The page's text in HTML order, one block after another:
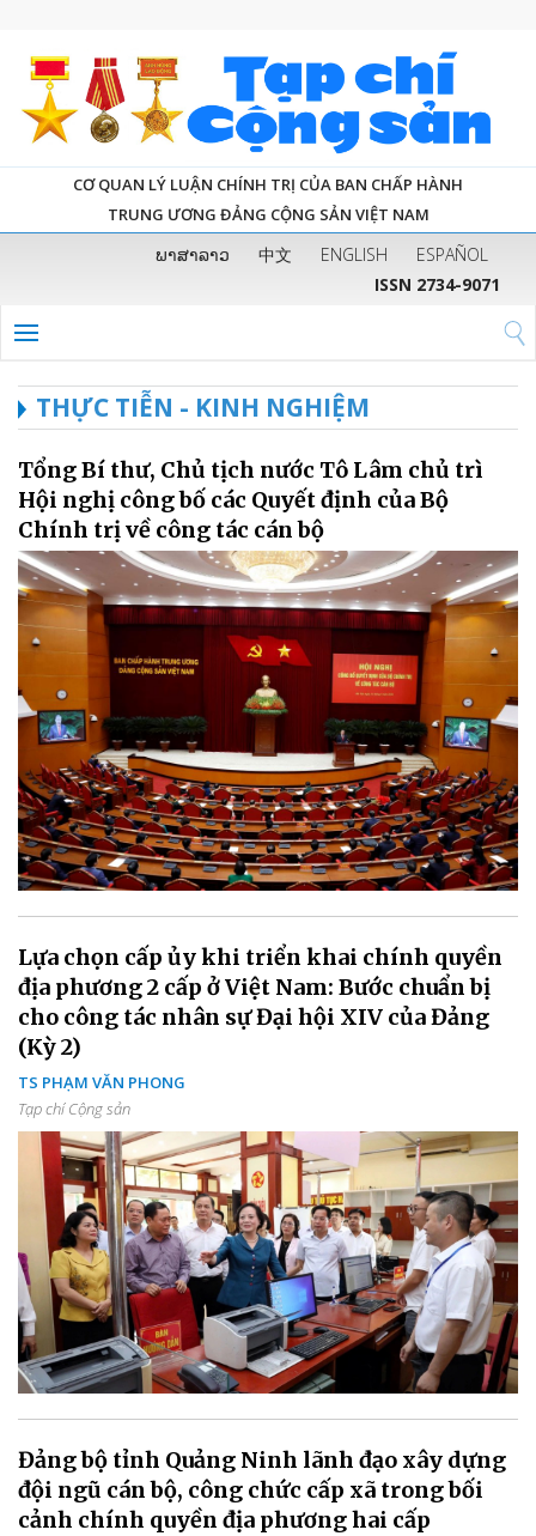
CƠ QUAN LÝ LUẬN CHÍNH TRỊ CỦA BAN CHẤP HÀNH
TRUNG ƯƠNG ĐẢNG CỘNG SẢN VIỆT NAM
ພາສາລາວ 中文 ENGLISH
ESPAÑOL
ISSN 2734-9071
THỰC TIỄN - KINH NGHIỆM
Tổng Bí thư, Chủ tịch nước Tô Lâm chủ trì
Hội nghị công bố các Quyết định của Bộ
Chính trị về công tác cán bộ
Lựa chọn cấp ủy khi triển khai chính quyền
địa phương 2 cấp ở Việt Nam: Bước chuẩn bị
cho công tác nhân sự Đại hội XIV của Đảng
(Kỳ 2)
TS PHẠM VĂN PHONG
Tạp chí Cộng sản
Đảng bộ tỉnh Quảng Ninh lãnh đạo xây dựng
đội ngũ cán bộ, công chức cấp xã trong bối
cảnh chính quyền địa phương hai cấp